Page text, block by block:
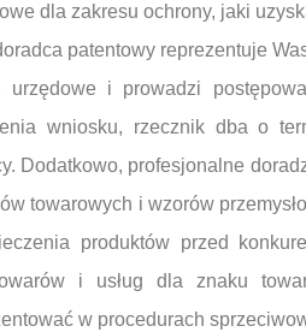
dla zakresu ochrony, jaki
patentowy reprezentuje
urzędowe i prowadzi
wniosku, rzecznik dba o
Dodatkowo, profesjonalne
towarowych i wzorów
produktów przed
i usług dla znaku
w procedurach